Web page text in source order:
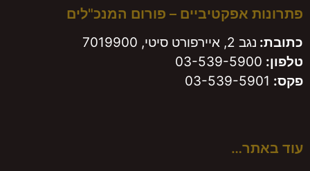
פתרונות אפקטיביים – פורום המנכ"לים
כתובת: נגב 2, איירפורט סיטי, 7019900
טלפון: 03-539-5900
פקס:
עוד באתר…